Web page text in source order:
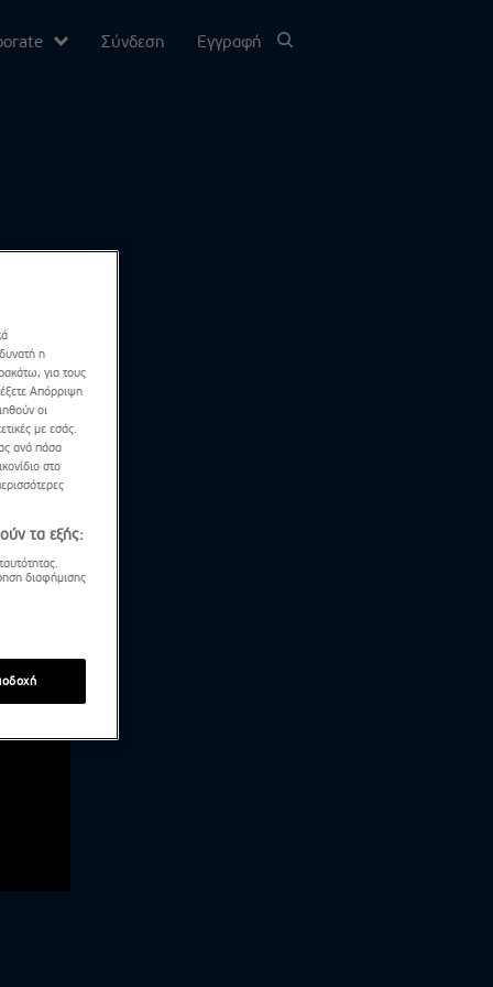
Σύνδεση Εγγραφή
η
για τους
Απόρριψη
οι
με εσάς.
ανά πάσα
στο
τα εξής:
διαφήμισης